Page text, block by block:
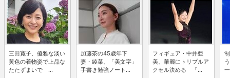
三田寛子、優雅な淡い
黄色の着物姿で上品な
たたずまいで ...
加藤茶の45歳年下
妻・綾菜、「美文字」
手書き勉強ノート...
フィギュア・中井亜
美、華麗にトリプルア
クセル決める 「...